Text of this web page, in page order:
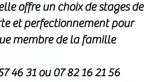
offre un choix de stages de
et perfectionnement pour
membre de la famille
46 31 ou 07 82 16 21 56